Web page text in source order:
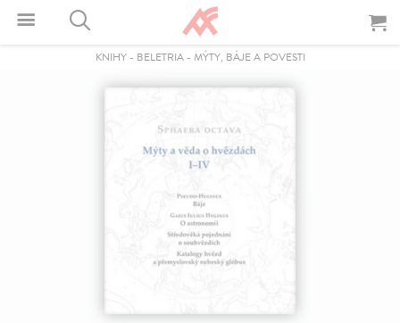
KNIHY- BELETRIA- MÝTY, BÁJE A POVESTI